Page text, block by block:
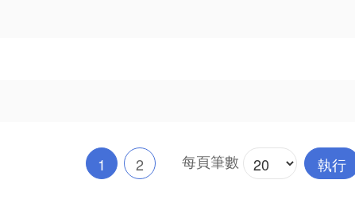
1 2 每頁筆數 執行